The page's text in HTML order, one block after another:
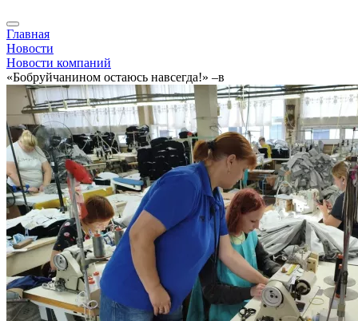
Главная
Новости
Новости компаний
«Бобруйчанином остаюсь навсегда!» –в